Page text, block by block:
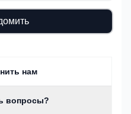
нам
вопросы?